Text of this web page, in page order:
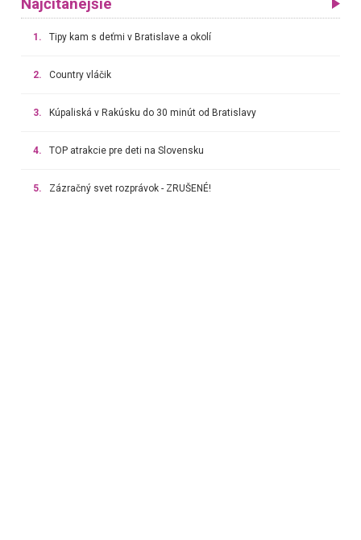
Najčítanejšie
1. Tipy kam s deťmi v Bratislave a okolí
2. Country vláčik
3. Kúpaliská v Rakúsku do 30 minút od Bratislavy
4. TOP atrakcie pre deti na Slovensku
5. Zázračný svet rozprávok - ZRUŠENÉ!